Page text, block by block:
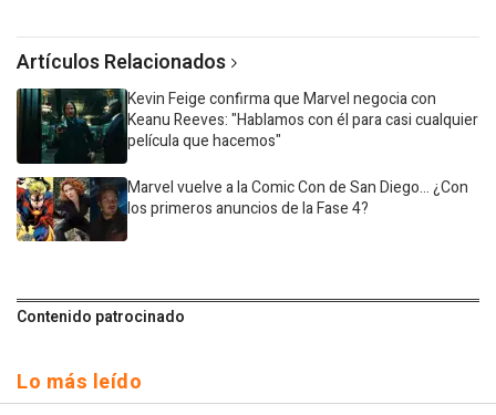
Artículos Relacionados
Kevin Feige confirma que Marvel negocia con
Keanu Reeves: "Hablamos con él para casi cualquier
película que hacemos"
Marvel vuelve a la Comic Con de San Diego... ¿Con
los primeros anuncios de la Fase 4?
Contenido patrocinado
Lo más leído